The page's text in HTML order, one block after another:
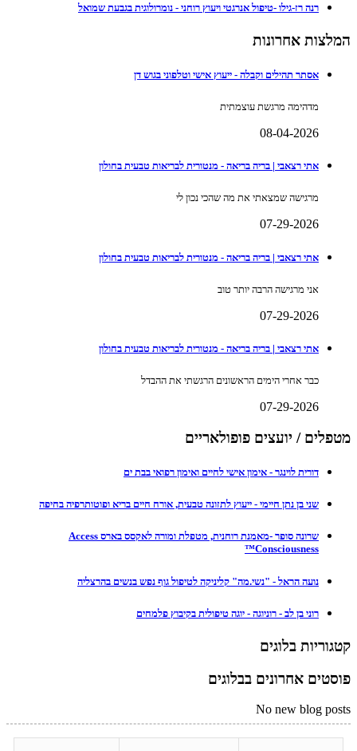
רנה רז-גילו -טיפול אנרגטי ויעוץ רוחני - נומרולוגית בגבעת שמואל
המלצות אחרונות
אסתר תהילים וקבלה - ייעוץ אישי וטלפוני בגוש דן
מדהימה מרגשת עוצמתית
08-04-2026
אתי רצאבי | בריה בריאה - מנטורית לבריאות טבעית בחולון
מרגישה שמצאתי את מה שהכי נכון לי
07-29-2026
אתי רצאבי | בריה בריאה - מנטורית לבריאות טבעית בחולון
אני מרגישה הרבה יותר טוב
07-29-2026
אתי רצאבי | בריה בריאה - מנטורית לבריאות טבעית בחולון
כבר אחרי הימים הראשונים הרגשתי את ההבדל
07-29-2026
מטפלים / יועצים פופולאריים
דורית לוינגר - אימון אישי לחיים ואימון רפואי בבת ים
שני בן נתן חיימי - ייעוץ לתזונה טבעית, אורח חיים בריא ופוטותרפיה בחיפה
שרונה סופר -מאמנת רוחנית, מטפלת ומורה לאקסס בארס Access
Consciousness™
נועה הראל - "נשי.מה" קליניקה לטיפול גוף נפש בנשים בהרצליה
רוני בן לב - רוניוגה - יוגה טיפולית בקיבוץ פלמחים
קטגוריות בלוגים
פוסטים אחרונים בבלוגים
No new blog posts